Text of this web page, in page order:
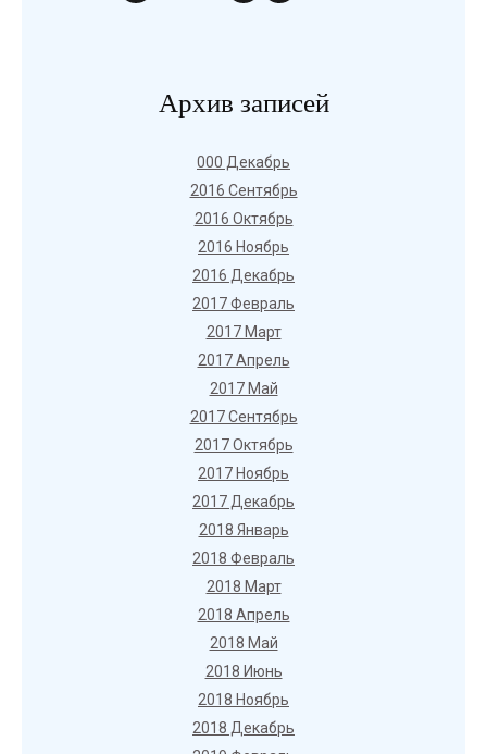
Архив записей
000 Декабрь
2016 Сентябрь
2016 Октябрь
2016 Ноябрь
2016 Декабрь
2017 Февраль
2017 Март
2017 Апрель
2017 Май
2017 Сентябрь
2017 Октябрь
2017 Ноябрь
2017 Декабрь
2018 Январь
2018 Февраль
2018 Март
2018 Апрель
2018 Май
2018 Июнь
2018 Ноябрь
2018 Декабрь